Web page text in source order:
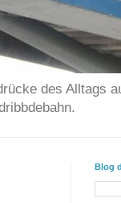
des Alltags
Blog